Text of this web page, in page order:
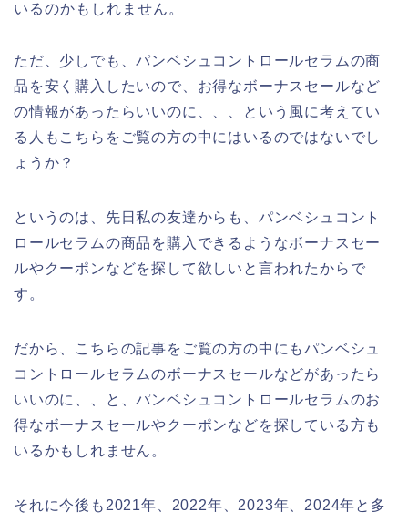
いるのかもしれません。
ただ、少しでも、パンベシュコントロールセラムの商
品を安く購入したいので、お得なボーナスセールなど
の情報があったらいいのに、、、という風に考えてい
る人もこちらをご覧の方の中にはいるのではないでし
ょうか？
というのは、先日私の友達からも、パンベシュコント
ロールセラムの商品を購入できるようなボーナスセー
ルやクーポンなどを探して欲しいと言われたからで
す。
だから、こちらの記事をご覧の方の中にもパンベシュ
コントロールセラムのボーナスセールなどがあったら
いいのに、、と、パンベシュコントロールセラムのお
得なボーナスセールやクーポンなどを探している方も
いるかもしれません。
それに今後も2021年、2022年、2023年、2024年と多